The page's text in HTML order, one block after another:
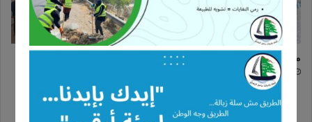
معايدة
24/12/2025
المعلومات في اتحاد بلديات ساحل
الزهراني
16/11/2025